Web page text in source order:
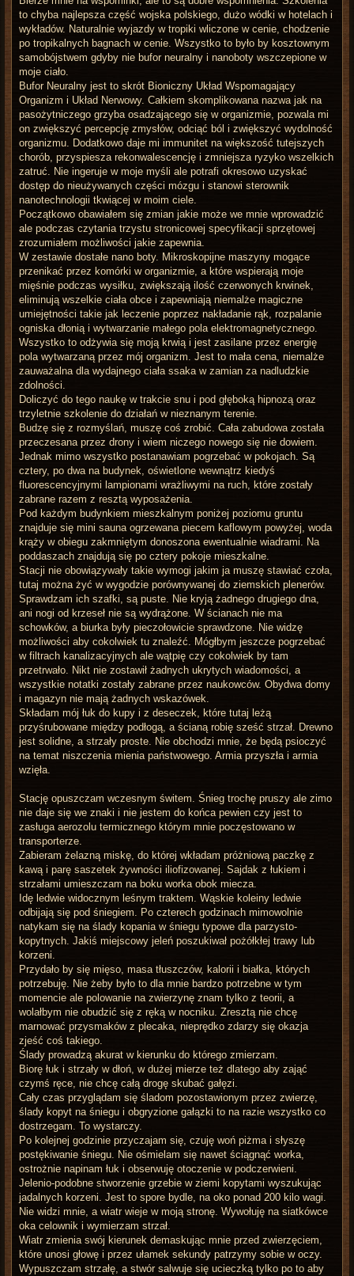
to chyba najlepsza część wojska polskiego, dużo wódki w hotelach i
wykładów. Naturalnie wyjazdy w tropiki wliczone w cenie, chodzenie
po tropikalnych bagnach w cenie. Wszystko to było by kosztownym
samobójstwem gdyby nie bufor neuralny i nanoboty wszczepione w
moje ciało.
Bufor Neuralny jest to skrót Bioniczny Układ Wspomagający
Organizm i Układ Nerwowy. Całkiem skomplikowana nazwa jak na
pasożytniczego grzyba osadzającego się w organizmie, pozwala mi
on zwiększyć percepcję zmysłów, odciąć ból i zwiększyć wydolność
organizmu. Dodatkowo daje mi immunitet na większość tutejszych
chorób, przyspiesza rekonwalescencję i zmniejsza ryzyko wszelkich
zatruć. Nie ingeruje w moje myśli ale potrafi okresowo uzyskać
dostęp do nieużywanych części mózgu i stanowi sterownik
nanotechnologii tkwiącej w moim ciele.
Początkowo obawiałem się zmian jakie może we mnie wprowadzić
ale podczas czytania trzystu stronicowej specyfikacji sprzętowej
zrozumiałem możliwości jakie zapewnia.
W zestawie dostałe nano boty. Mikroskopijne maszyny mogące
przenikać przez komórki w organizmie, a które wspierają moje
mięśnie podczas wysiłku, zwiększają ilość czerwonych krwinek,
eliminują wszelkie ciała obce i zapewniają niemalże magiczne
umiejętności takie jak leczenie poprzez nakładanie rąk, rozpalanie
ogniska dłonią i wytwarzanie małego pola elektromagnetycznego.
Wszystko to odżywia się moją krwią i jest zasilane przez energię
pola wytwarzaną przez mój organizm. Jest to mała cena, niemalże
zauważalna dla wydajnego ciała ssaka w zamian za nadludzkie
zdolności.
Doliczyć do tego naukę w trakcie snu i pod głęboką hipnozą oraz
trzyletnie szkolenie do działań w nieznanym terenie.
Budzę się z rozmyślań, muszę coś zrobić. Cała zabudowa została
przeczesana przez drony i wiem niczego nowego się nie dowiem.
Jednak mimo wszystko postanawiam pogrzebać w pokojach. Są
cztery, po dwa na budynek, oświetlone wewnątrz kiedyś
fluorescencyjnymi lampionami wrażliwymi na ruch, które zostały
zabrane razem z resztą wyposażenia.
Pod każdym budynkiem mieszkalnym poniżej poziomu gruntu
znajduje się mini sauna ogrzewana piecem kaflowym powyżej, woda
krąży w obiegu zakmniętym donoszona ewentualnie wiadrami. Na
poddaszach znajdują się po cztery pokoje mieszkalne.
Stacji nie obowiązywały takie wymogi jakim ja muszę stawiać czoła,
tutaj można żyć w wygodzie porównywanej do ziemskich plenerów.
Sprawdzam ich szafki, są puste. Nie kryją żadnego drugiego dna,
ani nogi od krzeseł nie są wydrążone. W ścianach nie ma
schowków, a biurka były pieczołowicie sprawdzone. Nie widzę
możliwości aby cokolwiek tu znaleźć. Mógłbym jeszcze pogrzebać
w filtrach kanalizacyjnych ale wątpię czy cokolwiek by tam
przetrwało. Nikt nie zostawił żadnych ukrytych wiadomości, a
wszystkie notatki zostały zabrane przez naukowców. Obydwa domy
i magazyn nie mają żadnych wskazówek.
Składam mój łuk do kupy i z deseczek, które tutaj leżą
przyśrubowane między podłogą, a ścianą robię sześć strzał. Drewno
jest solidne, a strzały proste. Nie obchodzi mnie, że będą psioczyć
na temat niszczenia mienia państwowego. Armia przyszła i armia
wzięła.
Stację opuszczam wczesnym świtem. Śnieg trochę pruszy ale zimo
nie daje się we znaki i nie jestem do końca pewien czy jest to
zasługa aerozolu termicznego którym mnie poczęstowano w
transporterze.
Zabieram żelazną miskę, do której wkładam próżniową paczkę z
kawą i parę saszetek żywności iliofizowanej. Sajdak z łukiem i
strzałami umieszczam na boku worka obok miecza.
Idę ledwie widocznym leśnym traktem. Wąskie koleiny ledwie
odbijają się pod śniegiem. Po czterech godzinach mimowolnie
natykam się na ślady kopania w śniegu typowe dla parzysto-
kopytnych. Jakiś miejscowy jeleń poszukiwał pożółkłej trawy lub
korzeni.
Przydało by się mięso, masa tłuszczów, kalorii i białka, których
potrzebuję. Nie żeby było to dla mnie bardzo potrzebne w tym
momencie ale polowanie na zwierzynę znam tylko z teorii, a
wolałbym nie obudzić się z ręką w nocniku. Zresztą nie chcę
marnować przysmaków z plecaka, nieprędko zdarzy się okazja
zjeść coś takiego.
Ślady prowadzą akurat w kierunku do którego zmierzam.
Biorę łuk i strzały w dłoń, w dużej mierze też dlatego aby zająć
czymś ręce, nie chcę całą drogę skubać gałęzi.
Cały czas przyglądam się śladom pozostawionym przez zwierzę,
ślady kopyt na śniegu i obgryzione gałązki to na razie wszystko co
dostrzegam. To wystarczy.
Po kolejnej godzinie przyczajam się, czuję woń piżma i słyszę
postękiwanie śniegu. Nie ośmielam się nawet ściągnąć worka,
ostrożnie napinam łuk i obserwuję otoczenie w podczerwieni.
Jelenio-podobne stworzenie grzebie w ziemi kopytami wyszukując
jadalnych korzeni. Jest to spore bydle, na oko ponad 200 kilo wagi.
Nie widzi mnie, a wiatr wieje w moją stronę. Wywołuję na siatkówce
oka celownik i wymierzam strzał.
Wiatr zmienia swój kierunek demaskując mnie przed zwierzęciem,
które unosi głowę i przez ułamek sekundy patrzymy sobie w oczy.
Wypuszczam strzałę, a stwór salwuje się ucieczką tylko po to aby